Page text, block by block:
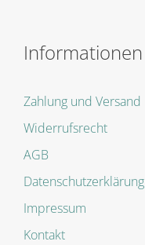
Informationen
Zahlung und Versand
Widerrufsrecht
AGB
Datenschutzerklärung
Impressum
Kontakt